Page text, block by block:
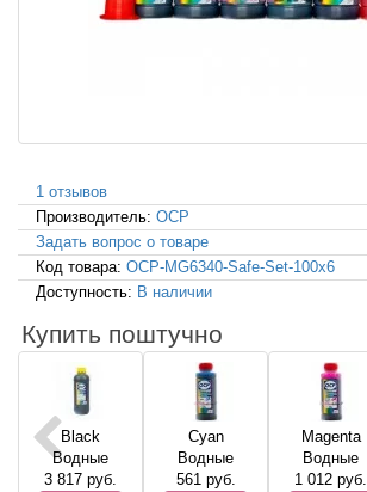
1 отзывов
Производитель: OCP
Задать вопрос о товаре
Код товара: OCP-MG6340-Safe-Set-100x6
Доступность: В наличии
Купить поштучно
Black
Водные
3 817 руб.
Cyan
Водные
561руб.
Magenta
Водные
1 012 руб.